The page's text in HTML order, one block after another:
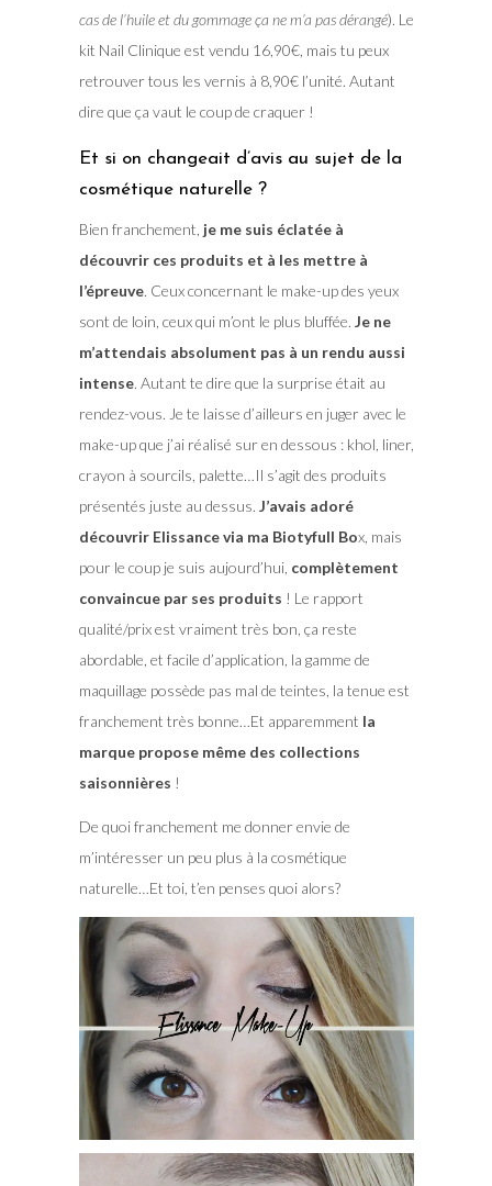
cas de l’huile et du gommage ça ne m’a pas dérangé). Le
kit Nail Clinique est vendu 16,90€, mais tu peux
retrouver tous les vernis à 8,90€ l’unité. Autant
dire que ça vaut le coup de craquer !
Et si on changeait d’avis au sujet de la
cosmétique naturelle ?
Bien franchement, je me suis éclatée à
découvrir ces produits et à les mettre à
l’épreuve. Ceux concernant le make-up des yeux
sont de loin, ceux qui m’ont le plus bluffée. Je ne
m’attendais absolument pas à un rendu aussi
intense. Autant te dire que la surprise était au
rendez-vous. Je te laisse d’ailleurs en juger avec le
make-up que j’ai réalisé sur en dessous : khol, liner,
crayon à sourcils, palette…Il s’agit des produits
présentés juste au dessus. J’avais adoré
découvrir Elissance via ma Biotyfull Box, mais
pour le coup je suis aujourd’hui, complètement
convaincue par ses produits ! Le rapport
qualité/prix est vraiment très bon, ça reste
abordable, et facile d’application, la gamme de
maquillage possède pas mal de teintes, la tenue est
franchement très bonne…Et apparemment la
marque propose même des collections
saisonnières !
De quoi franchement me donner envie de
m’intéresser un peu plus à la cosmétique
naturelle…Et toi, t’en penses quoi alors?